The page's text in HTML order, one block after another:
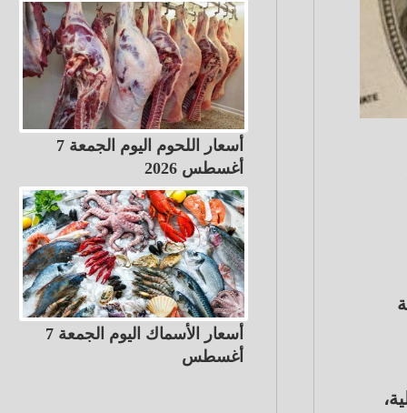
أسعار اللحوم اليوم الجمعة 7
أغسطس 2026
أسعار الأسماك اليوم الجمعة 7
أغسطس